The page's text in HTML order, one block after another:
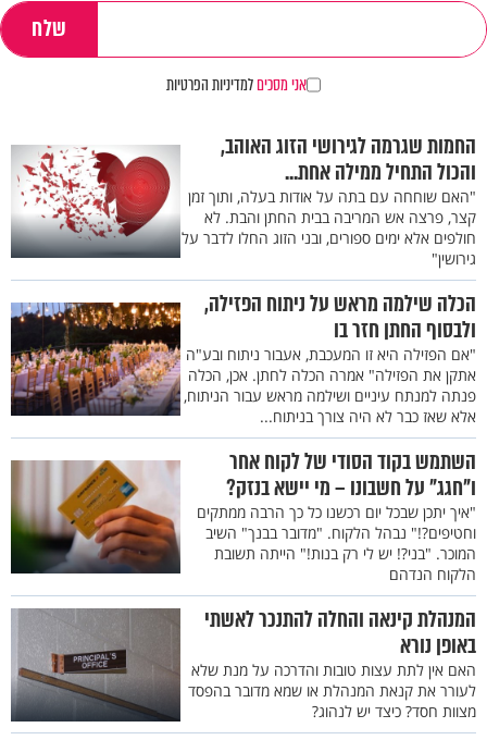
אני מסכיםלמדיניות הפרטיות
החמות שגרמה לגירושי הזוג האוהב,
והכול התחיל ממילה אחת...
"האם שוחחה עם בתה על אודות בעלה, ותוך זמן
קצר, פרצה אש המריבה בבית החתן והבת. לא
חולפים אלא ימים ספורים, ובני הזוג החלו לדבר על
גירושין"
הכלה שילמה מראש על ניתוח הפזילה,
ולבסוף החתן חזר בו
"אם הפזילה היא זו המעכבת, אעבור ניתוח ובע"ה
אתקן את הפזילה" אמרה הכלה לחתן. אכן, הכלה
פנתה למנתח עיניים ושילמה מראש עבור הניתוח,
אלא שאז כבר לא היה צורך בניתוח...
השתמש בקוד הסודי של לקוח אחר
ו"חגג" על חשבונו – מי יישא בנזק?
"איך יתכן שבכל יום רכשנו כל כך הרבה ממתקים
וחטיפים?!" נבהל הלקוח. "מדובר בבנך" השיב
המוכר. "בני?! יש לי רק בנות!" הייתה תשובת
הלקוח הנדהם
המנהלת קינאה והחלה להתנכר לאשתי
באופן נורא
האם אין לתת עצות טובות והדרכה על מנת שלא
לעורר את קנאת המנהלת או שמא מדובר בהפסד
מצוות חסד? כיצד יש לנהוג?